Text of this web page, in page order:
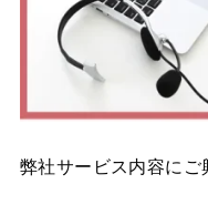
弊社サービス内容にご